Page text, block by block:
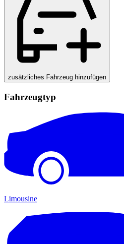
zusätzliches Fahrzeug hinzufügen
Fahrzeugtyp
Limousine